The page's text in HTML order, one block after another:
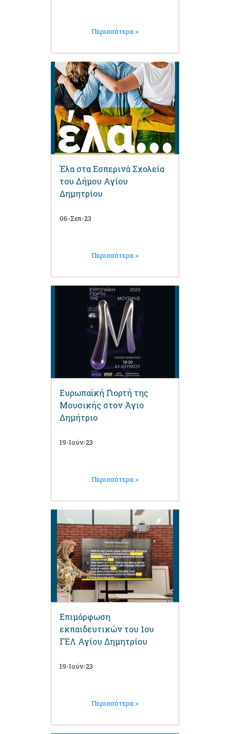
Περισσότερα >
Έλα στα Εσπερινά Σχολεία
του Δήμου Αγίου
Δημητρίου
06-Σεπ-23
Περισσότερα >
Ευρωπαϊκή Γιορτή της
Μουσικής στον Άγιο
Δημήτριο
19-Ιούν-23
Περισσότερα >
Επιμόρφωση
εκπαιδευτικών του 1ου
ΓΕΛ Αγίου Δημητρίου
19-Ιούν-23
Περισσότερα >